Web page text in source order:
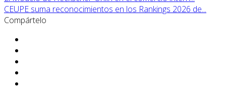
CEUPE suma reconocimientos en los Rankings 2026 de...
Compártelo